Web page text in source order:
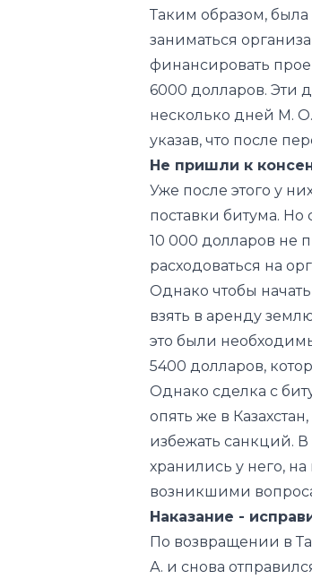
6000 долларов. Эти
несколько дней М.
указав, что после
Не пришли к
Уже после этого у
поставки битума. Но
10 000 долларов не
расходоваться на
Однако чтобы
взять в аренду
это были
5400 долларов,
Однако сделка с
опять же в
избежать санкций. В
хранились у него,
возникшими
Наказание -
По возвращении в
А. и снова
деньги и вернуть
проблемы -
соседнего